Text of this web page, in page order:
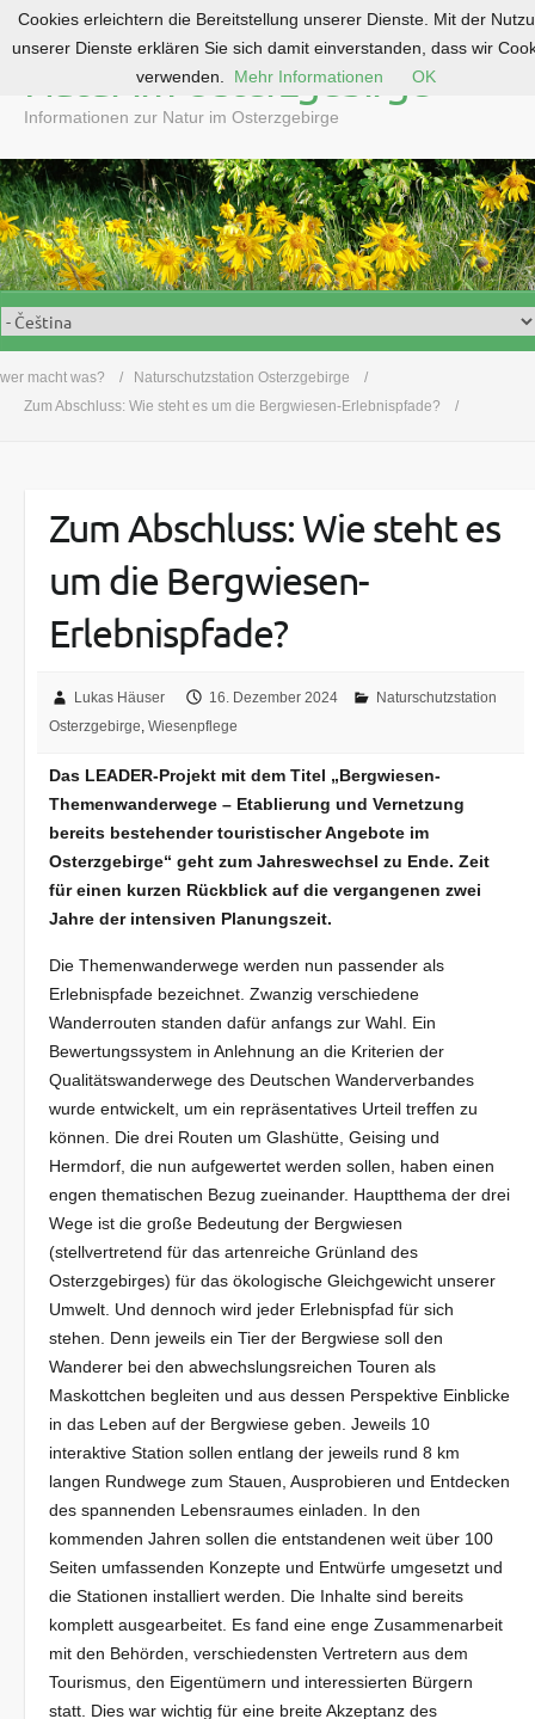
o
c
o
n
t
e
n
Natur im Osterzgebirge
Informationen zur Natur im Osterzgebirge
wer macht was?
Naturschutzstation Osterzgebirge
Zum Abschluss: Wie steht es um die Bergwiesen-Erlebnispfade?
Zum Abschluss: Wie steht es
um die Bergwiesen-
Erlebnispfade?
Lukas Häuser 16. Dezember 2024
Naturschutzstation
Osterzgebirge,Wiesenpflege
Das LEADER-Projekt mit dem Titel „Bergwiesen-
Themenwanderwege – Etablierung und Vernetzung
bereits bestehender touristischer Angebote im
Osterzgebirge“ geht zum Jahreswechsel zu Ende. Zeit
für einen kurzen Rückblick auf die vergangenen zwei
Jahre der intensiven Planungszeit.
Die Themenwanderwege werden nun passender als
Erlebnispfade bezeichnet. Zwanzig verschiedene
Wanderrouten standen dafür anfangs zur Wahl. Ein
Bewertungssystem in Anlehnung an die Kriterien der
Qualitätswanderwege des Deutschen Wanderverbandes
wurde entwickelt, um ein repräsentatives Urteil treffen zu
können. Die drei Routen um Glashütte, Geising und
Hermdorf, die nun aufgewertet werden sollen, haben einen
engen thematischen Bezug zueinander. Hauptthema der drei
Wege ist die große Bedeutung der Bergwiesen
(stellvertretend für das artenreiche Grünland des
Osterzgebirges) für das ökologische Gleichgewicht unserer
Umwelt. Und dennoch wird jeder Erlebnispfad für sich
stehen. Denn jeweils ein Tier der Bergwiese soll den
Wanderer bei den abwechslungsreichen Touren als
Maskottchen begleiten und aus dessen Perspektive Einblicke
in das Leben auf der Bergwiese geben. Jeweils 10
interaktive Station sollen entlang der jeweils rund 8 km
langen Rundwege zum Stauen, Ausprobieren und Entdecken
des spannenden Lebensraumes einladen. In den
kommenden Jahren sollen die entstandenen weit über 100
Seiten umfassenden Konzepte und Entwürfe umgesetzt und
die Stationen installiert werden. Die Inhalte sind bereits
komplett ausgearbeitet. Es fand eine enge Zusammenarbeit
mit den Behörden, verschiedensten Vertretern aus dem
Tourismus, den Eigentümern und interessierten Bürgern
statt. Dies war wichtig für eine breite Akzeptanz des
Cookies erleichtern die Bereitstellung unserer Dienste. Mit der
unserer Dienste erklären Sie sich damit einverstanden, dass wir
verwenden.
Mehr Informationen OK